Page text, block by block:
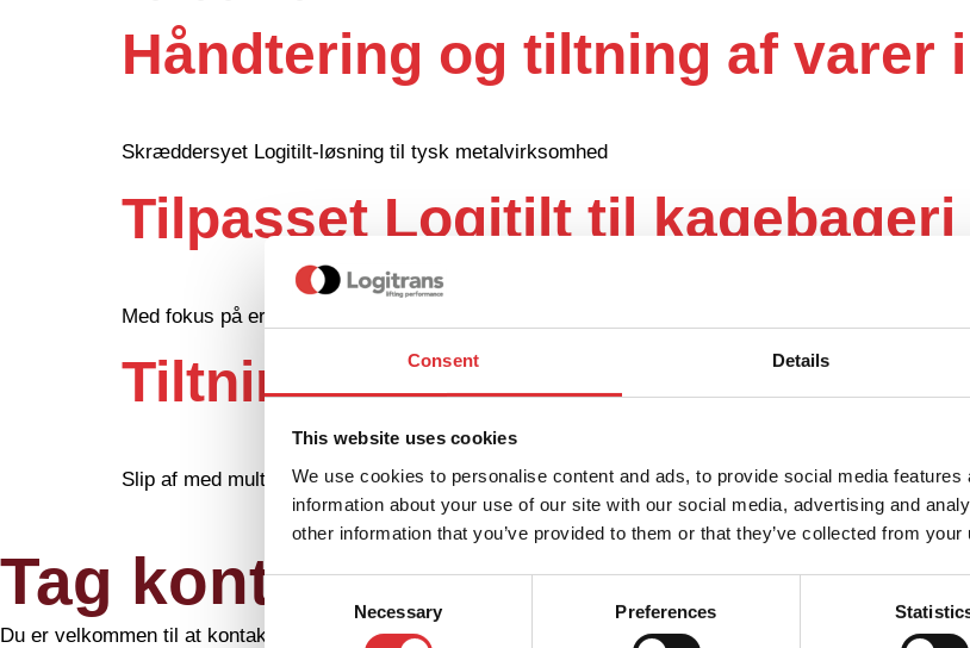
Consent Details
This website uses cookies
We use cookies to personalise content and ads, to provide social media
information about your use of our site with our social media, advertising and
other information that you’ve provided to them or that they’ve collected from
Necessary Preferences
Håndtering og tiltning af varer i
Skræddersyet Logitilt-løsning til tysk metalvirksomhed
Tilpasset Logitilt til kagebageri
Med fokus på ergonomi og effektivitet.
Tiltning af sygehussenge i
Slip af med multiresistente bakterier.
Tag kontakt
Du er velkommen til at kontakte os med spørgsmål eller forespørgsler om vores produkter eller tjenester